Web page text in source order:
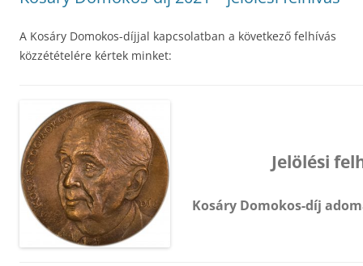
A Kosáry Domokos-díjjal kapcsolatban a következő felhívás
közzétételére kértek minket:
Jelölési
Kosáry Domokos-díj